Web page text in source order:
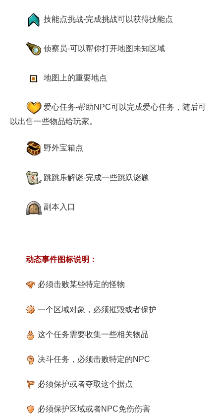
技能点挑战-完成挑战可以获得技能点
侦察员-可以帮你打开地图未知区域
地图上的重要地点
爱心任务-帮助NPC可以完成爱心任务，随后可
以出售一些物品给玩家。
野外宝箱点
跳跳乐解谜-完成一些跳跃谜题
副本入口
动态事件图标说明：
必须击败某些特定的怪物
一个区域对象，必须摧毁或者保护
这个任务需要收集一些相关物品
决斗任务，必须击败特定的NPC
必须保护或者夺取这个据点
必须保护区域或者NPC免伤伤害